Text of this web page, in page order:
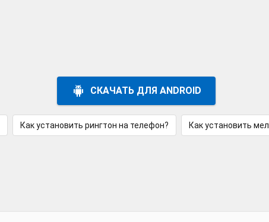
СКАЧАТЬ ДЛЯ ANDROID
Как установить рингтон на телефон? Как установить